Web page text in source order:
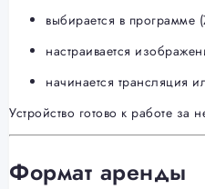
выбирается в программе
настраивается
начинается трансляция
Устройство готово к работе за
Формат аренды